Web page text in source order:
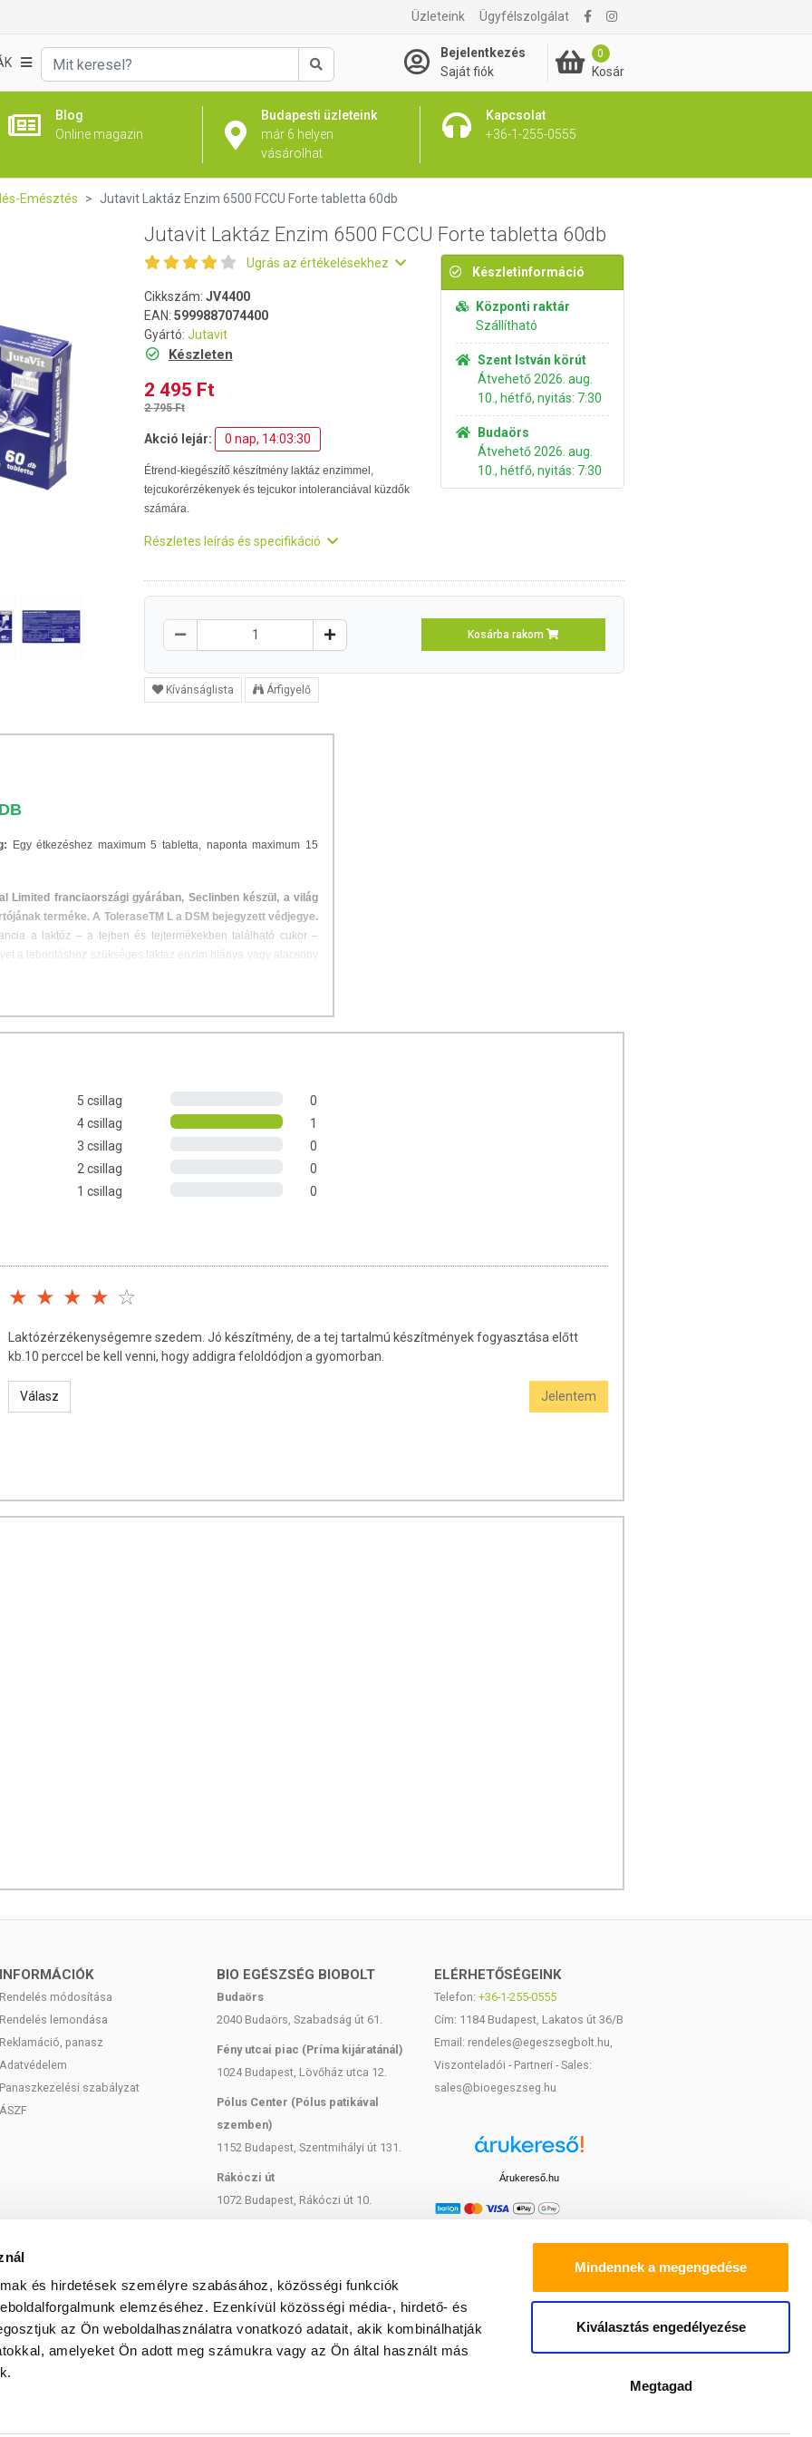
és hirdetések személyre szabásához, közösségi funkciók
elemzéséhez. Ezenkívül közösségi média-, hirdető- és
az Ön weboldalhasználatra vonatkozó adatait, akik kombinálhatják
amelyeket Ön adott meg számukra vagy az Ön által használt más
Mindennek a megengedése
Kiválasztás engedélyezése
Megtagad
Üzleteink Ügyfélszolgálat
Keresés
Bejelentkezés
Saját fiók
0
Kosár
Blog
Online magazin
Budapesti üzleteink
már 6 helyen
vásárolhat
Kapcsolat
+36-1-255-0555
2 495 Ft Kosárba rakom
Emésztés Jutavit Laktáz Enzim 6500 FCCU Forte tabletta 60db
Jutavit Laktáz Enzim 6500 FCCU Forte tabletta 60db
Ugrás az értékelésekhez
Cikkszám: JV4400
EAN: 5999887074400
Gyártó: Jutavit
Készleten
2 495 Ft
2 795 Ft
Akció lejár: 0 nap, 14:03:29
Étrend-kiegészítő készítmény laktáz enzimmel,
tejcukorérzékenyek és tejcukor intoleranciával küzdők
számára.
Részletes leírás és specifikáció
Készletinformáció
Központi raktár
Szállítható
Szent István körút
Átvehető 2026. aug.
10., hétfő, nyitás: 7:30
Budaörs
Átvehető 2026. aug.
10., hétfő, nyitás: 7:30
Kosárba rakom
Kívánságlista Árfigyelő
Egy étkezéshez maximum 5 tabletta, naponta maximum 15
Limited franciaországi gyárában, Seclinben készül, a világ
terméke. A ToleraseTM L a DSM bejegyzett védjegye.
a laktóz – a tejben és tejtermékekben található cukor –
a lebontáshoz szükséges laktáz enzim hiánya vagy alacsony
A tablettát közvetlenül étkezés előtt, folyadékkal lenyelve
beviteli mennyiség: 15 tabletta.
cellulóz), laktáz enzim készítmény ToleraseTM
[β-galaktozidáz], nátrium-klorid), csomósodást gátló anyag
laktóztartalmú étkezéshez javasolt. A laktóz intolerancia
kapcsolatban kérjen tanácsot szakembertől.
napi fogyasztási mennyiséget (legfeljebb 15 tabletta) ne
szabályozás szerint élelmiszernek minősülnek, amelyek a
rendelkezhetnek, amely egyénenként eltérő lehet,
során nem engedélyezett a készítményeknek betegséget
5 csillag
0
4 csillag
1
3 csillag
0
2 csillag
0
1 csillag
0
Laktózérzékenységemre szedem. Jó készítmény, de a tej tartalmú készítmények fogyasztása előtt
kb.10 perccel be kell venni, hogy addigra feloldódjon a gyomorban.
Válasz Jelentem
INFORMÁCIÓK
Rendelés módosítása
Rendelés lemondása
Reklamáció, panasz
Adatvédelem
Panaszkezelési szabályzat
ÁSZF
BIO EGÉSZSÉG BIOBOLT
Budaörs
2040 Budaörs, Szabadság út 61.
Fény utcai piac (Príma kijáratánál)
1024 Budapest, Lövőház utca 12.
Pólus Center (Pólus patikával
szemben)
1152 Budapest, Szentmihályi út 131.
Rákóczi út
1072 Budapest, Rákóczi út 10.
Bartók Béla
1114 Budapest, Bartók Béla út 71.
ELÉRHETŐSÉGEINK
Telefon: +36-1-255-0555
Cím: 1184 Budapest, Lakatos út 36/B
Email: rendeles@egeszsegbolt.hu,
Viszonteladói - Partneri - Sales:
sales@bioegeszseg.hu
Árukereső.hu